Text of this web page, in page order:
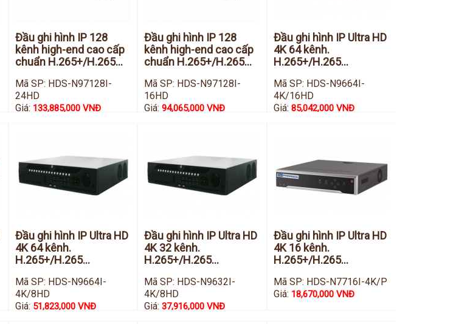
Đầu ghi hình IP 128
kênh high-end cao cấp
chuẩn H.265+/H.265...
Mã SP: HDS-N97128I-
24HD
Giá: 133,885,000 VNĐ
Đầu ghi hình IP 128
kênh high-end cao cấp
chuẩn H.265+/H.265...
Mã SP: HDS-N97128I-
16HD
Giá:94,065,000 VNĐ
Đầu ghi hình IP Ultra HD
4K 64 kênh.
H.265+/H.265...
Mã SP: HDS-N9664I-
4K/16HD
Giá: 85,042,000 VNĐ
Đầu ghi hình IP Ultra HD
4K 64 kênh.
H.265+/H.265...
Mã SP: HDS-N9664I-
4K/8HD
Giá: 51,823,000 VNĐ
Đầu ghi hình IP Ultra HD
4K 32 kênh.
H.265+/H.265...
Mã SP: HDS-N9632I-
4K/8HD
Giá:37,916,000 VNĐ
Đầu ghi hình IP Ultra HD
4K 16 kênh.
H.265+/H.265...
Mã SP: HDS-N7716I-4K/P
Giá: 18,670,000 VNĐ